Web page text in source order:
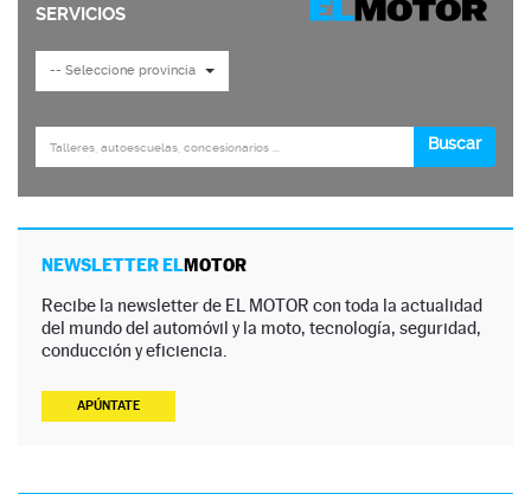
NEWSLETTER ELMOTOR
Recibe la newsletter de EL MOTOR con toda la actualidad
del mundo del automóvil y la moto, tecnología, seguridad,
conducción y eficiencia.
APÚNTATE